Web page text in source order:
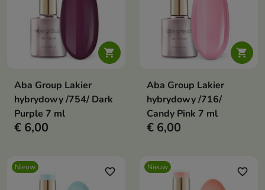

Aba Group Lakier
hybrydowy /754/ Dark
Purple 7 ml
€ 6,00

Aba Group Lakier
hybrydowy /716/
Candy Pink 7 ml
€ 6,00
Nieuw favorite_border Nieuw favorite_border